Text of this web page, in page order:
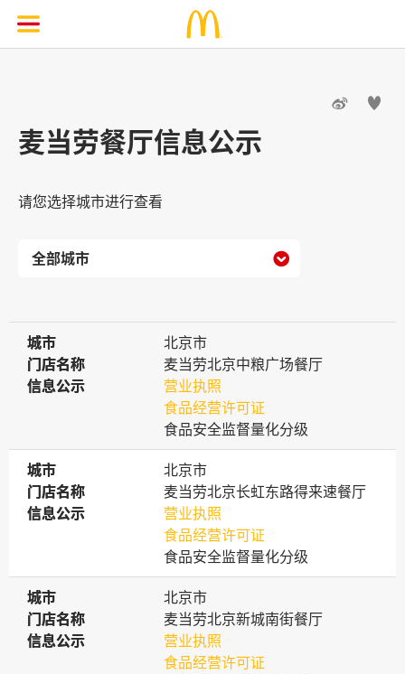
 
麦当劳餐厅信息公示
请您选择城市进行查看

城市
城市
北京市
门店名称
门店名称
麦当劳北京中粮广场餐厅
信息公示
信息公示
营业执照
食品经营许可证
食品安全监督量化分级
城市
城市
北京市
门店名称
门店名称
麦当劳北京长虹东路得来速餐厅
信息公示
信息公示
营业执照
食品经营许可证
食品安全监督量化分级
城市
城市
北京市
门店名称
门店名称
麦当劳北京新城南街餐厅
信息公示
信息公示
营业执照
食品经营许可证